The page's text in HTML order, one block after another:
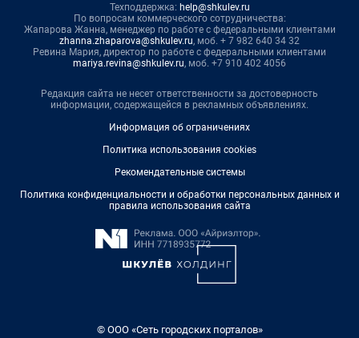
Техподдержка: help@shkulev.ru
По вопросам коммерческого сотрудничества:
Жапарова Жанна, менеджер по работе с федеральными клиентами
zhanna.zhaparova@shkulev.ru, моб. + 7 982 640 34 32
Ревина Мария, директор по работе с федеральными клиентами
mariya.revina@shkulev.ru, моб. +7 910 402 4056
Редакция сайта не несет ответственности за достоверность
информации, содержащейся в рекламных объявлениях.
Информация об ограничениях
Политика использования cookies
Рекомендательные системы
Политика конфиденциальности и обработки персональных данных и
правила использования сайта
© ООО «Сеть городских порталов»